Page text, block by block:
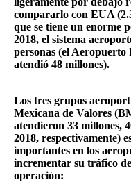
compararlo con EUA
que se tiene un enorme
2018, el sistema
personas (el
atendió 48 millones).
Los tres grupos
Mexicana de Valores
atendieron 33 millones,
2018, respectivamente)
importantes en los
incrementar su tráfico
operación: